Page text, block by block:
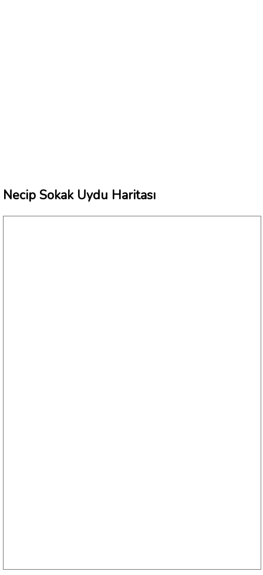
Necip Sokak Uydu Haritası